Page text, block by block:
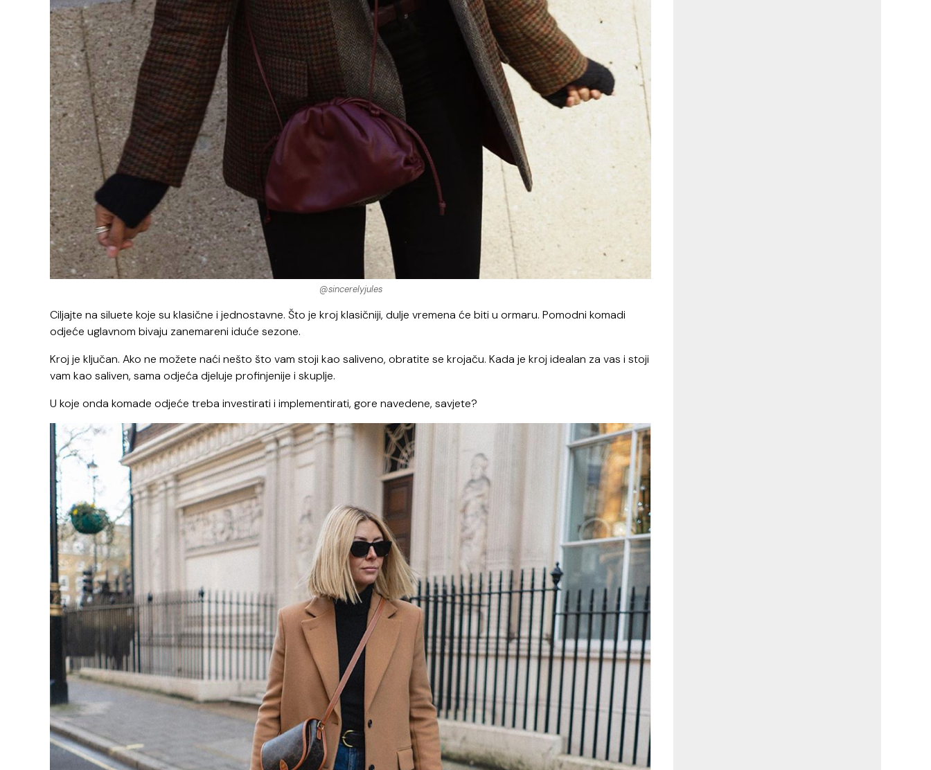
@sincerelyjules
Ciljajte na siluete koje su klasične i jednostavne. Što je kroj klasičniji, dulje vremena će biti u ormaru. Pomodni komadi
odjeće uglavnom bivaju zanemareni iduće sezone.
Kroj je ključan. Ako ne možete naći nešto što vam stoji kao saliveno, obratite se krojaču. Kada je kroj idealan za vas i stoji
vam kao saliven, sama odjeća djeluje profinjenije i skuplje.
U koje onda komade odjeće treba investirati i implementirati, gore navedene, savjete?